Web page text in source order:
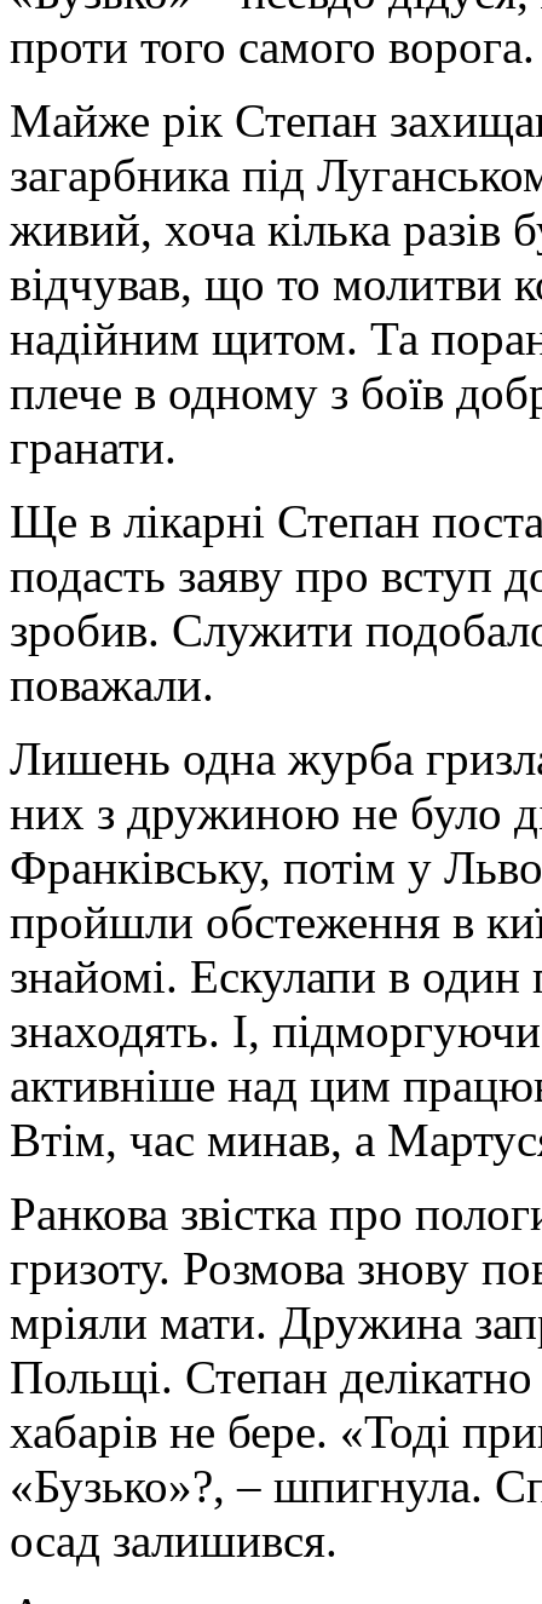
проти того самого ворога.
Майже рік Степан
загарбника під
живий, хоча кілька разів
відчував, що то молитви
надійним щитом. Та
плече в одному з боїв
гранати.
Ще в лікарні Степан
подасть заяву про вступ
зробив. Служити
поважали.
Лишень одна журба
них з дружиною не було
Франківську, потім у
пройшли обстеження в
знайомі. Ескулапи в
знаходять. І,
активніше над цим
Втім, час минав, а
Ранкова звістка про
гризоту. Розмова знову
мріяли мати. Дружина
Польщі. Степан
хабарів не бере. «Тоді
«Бузько»?, – шпигнула.
осад залишився.